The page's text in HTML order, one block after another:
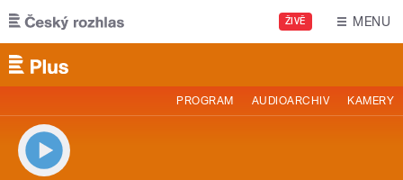
Přejít k hlavnímu obsahu
ŽIVĚ MENU
PROGRAM AUDIOARCHIV KAMERY